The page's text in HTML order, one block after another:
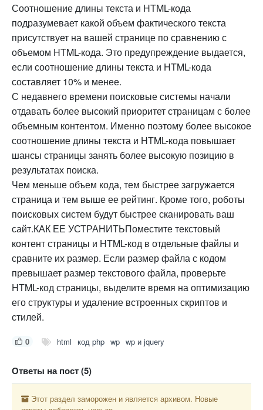
Соотношение длины текста и HTML-кода
подразумевает какой объем фактического текста
присутствует на вашей странице по сравнению с
объемом HTML-кода. Это предупреждение выдается,
если соотношение длины текста и HTML-кода
составляет 10% и менее.
С недавнего времени поисковые системы начали
отдавать более высокий приоритет страницам с более
объемным контентом. Именно поэтому более высокое
соотношение длины текста и HTML-кода повышает
шансы страницы занять более высокую позицию в
результатах поиска.
Чем меньше объем кода, тем быстрее загружается
страница и тем выше ее рейтинг. Кроме того, роботы
поисковых систем будут быстрее сканировать ваш
сайт.КАК ЕЕ УСТРАНИТЬПоместите текстовый
контент страницы и HTML-код в отдельные файлы и
сравните их размер. Если размер файла с кодом
превышает размер текстового файла, проверьте
HTML-код страницы, выделите время на оптимизацию
его структуры и удаление встроенных скриптов и
стилей.
0 html код php wp wp и jquery
Ответы на пост (5)
Этот раздел заморожен и является архивом. Новые